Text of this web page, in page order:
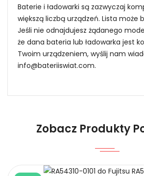
Baterie i ładowarki są zazwyczaj
większą liczbą urządzeń. Lista może
Jeśli nie odnajdujesz żądanego
że dana bateria lub ładowarka jest
Twoim urządzeniem, wyślij nam
info@bateriiswiat.com.
Niezawodność i pewność
1.Model urządzenia
Zobacz Produkty